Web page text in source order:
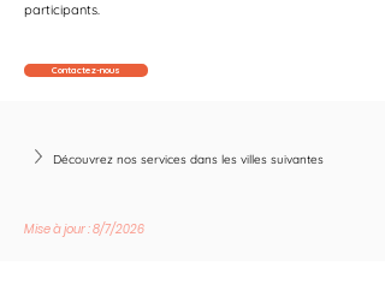
participants.
Contactez-nous
Découvrez nos services dans les villes suivantes
Mise à jour : 8/7/2026